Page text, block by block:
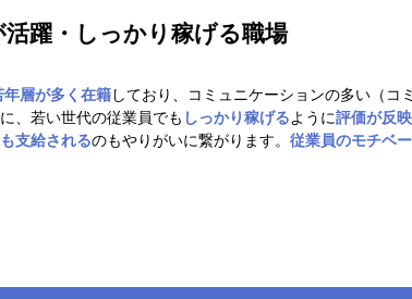
躍・ しっかり 稼げる職場
層が多く在籍しており、 コミュニケーションの多い （コ
、若い世代の従業員でも しっかり稼げるように評価が反
支給されるのもやりがいに繋がります。 従業員のモチベ